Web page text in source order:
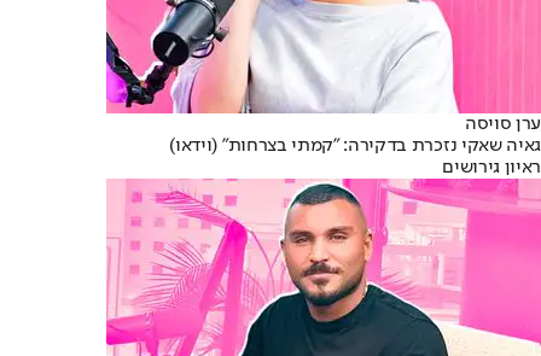
ערן סויסה
גאיה שאקי נזכרת בדקירה: "קמתי בצרחות" (וידאו)
ראיון גירושים